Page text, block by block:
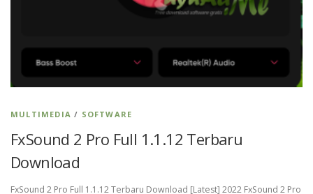
MULTIMEDIA / SOFTWARE
FxSound 2 Pro Full 1.1.12 Terbaru
Download
FxSound 2 Pro Full 1.1.12 Terbaru Download [Latest] 2022 FxSound 2 Pro